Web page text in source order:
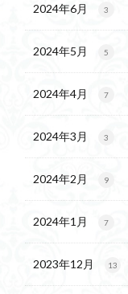
2024年6月 3
2024年5月 5
2024年4月 7
2024年3月 3
2024年2月 9
2024年1月 7
2023年12月 13